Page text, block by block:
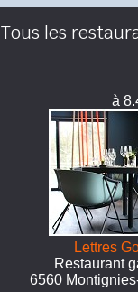
Tous les
à
Lettres
Restaurant
6560